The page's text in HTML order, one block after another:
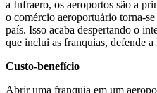
a Infraero, os aeroportos são a
o comércio aeroportuário torna-
país. Isso acaba despertando o
que inclui as franquias, defende a
Custo-benefício
Abrir uma franquia em um